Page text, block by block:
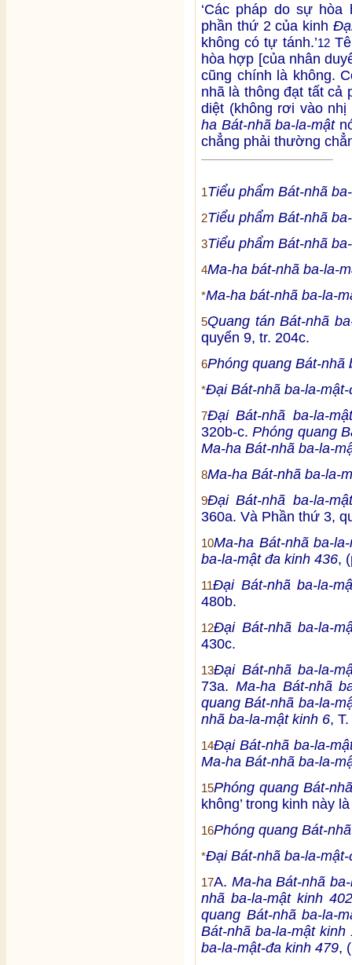
‘Các pháp do sự hòa
phần thứ 2 của kinh
không có tự tánh.’12
hòa hợp [của nhân
cũng chính là không.
nhã là thông đạt tất cả
diệt (không rơi vào
ha Bát-nhã ba-la-mật
chẳng phải thường
1Tiểu phẩm Bát-nhã
2Tiểu phẩm Bát-nhã
3Tiểu phẩm Bát-nhã
4Ma-ha bát-nhã ba-la-
*Ma-ha bát-nhã ba-la-
5Quang tán Bát-nhã
quyển 9, tr. 204c.
6Phóng quang Bát-nhã
*Đại Bát-nhã ba-la-
7Đại Bát-nhã ba-la-
320b-c.Phóng quang
Ma-ha Bát-nhã ba-la-
8Ma-ha Bát-nhã ba-la-
9Đại Bát-nhã ba-la-
360a. Và Phần thứ 3,
10Ma-ha Bát-nhã ba-
ba-la-mật đa kinh 436,
11Đại Bát-nhã ba-la-
480b.
12Đại Bát-nhã ba-la-
430c.
13Đại Bát-nhã ba-la-
73a. Ma-ha Bát-nhã
quang Bát-nhã ba-la-
nhã ba-la-mật kinh 6,
14Đại Bát-nhã ba-la-
Ma-ha Bát-nhã ba-la-
15Phóng quang Bát-
không’ trong kinh này
16Phóng quang Bát-
*Đại Bát-nhã ba-la-
17A. Ma-ha Bát-nhã
nhã ba-la-mật kinh 402
quang Bát-nhã ba-la-
Bát-nhã ba-la-mật kinh
ba-la-mật-đa kinh 479,